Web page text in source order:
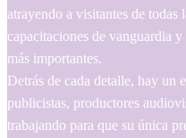
atrayendo a visitantes de todas
capacitaciones de vanguardia
más importantes.
Detrás de cada detalle, hay
publicistas, productores
trabajando para que su única